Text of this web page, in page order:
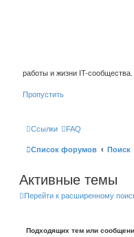
работы и жизни IT-сообщества.
Пропустить
Ссылки FAQ
Список форумов Поиск
Активные темы
Перейти к расширенному
Подходящих тем или